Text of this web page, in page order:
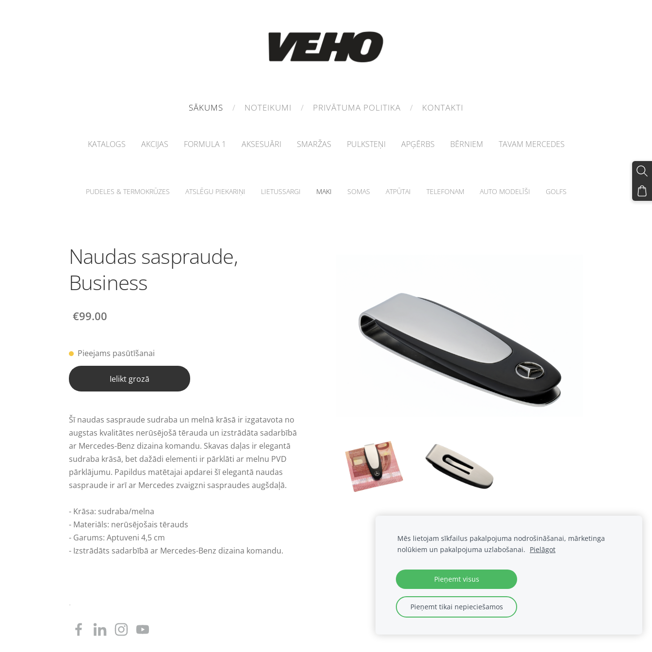
SĀKUMS NOTEIKUMI PRIVĀTUMA POLITIKA KONTAKTI
KATALOGS AKCIJAS FORMULA 1 AKSESUĀRI SMARŽAS PULKSTEŅI APĢĒRBS BĒRNIEM TAVAM MERCEDES
PUDELES & TERMOKRŪZES ATSLĒGU PIEKARIŅI LIETUSSARGI MAKI SOMAS ATPŪTAI TELEFONAM AUTO MODELĪŠI GOLFS
Naudas saspraude,
Business
€99.00
Pieejams pasūtīšanai
Ielikt grozā
Šī naudas saspraude sudraba un melnā krāsā ir izgatavota no
augstas kvalitātes nerūsējošā tērauda un izstrādāta sadarbībā
ar Mercedes-Benz dizaina komandu. Skavas daļas ir elegantā
sudraba krāsā, bet dažādi elementi ir pārklāti ar melnu PVD
pārklājumu. Papildus matētajai apdarei šī elegantā naudas
saspraude ir arī ar Mercedes zvaigzni saspraudes augšdaļā.
- Krāsa: sudraba/melna
- Materiāls: nerūsējošais tērauds
- Garums: Aptuveni 4,5 cm
- Izstrādāts sadarbībā ar Mercedes-Benz dizaina komandu.
.
Mēs lietojam sīkfailus pakalpojuma nodrošināšanai, mārketinga
nolūkiem un pakalpojuma uzlabošanai. Pielāgot
Pieņemt visus
Pieņemt tikai nepieciešamos